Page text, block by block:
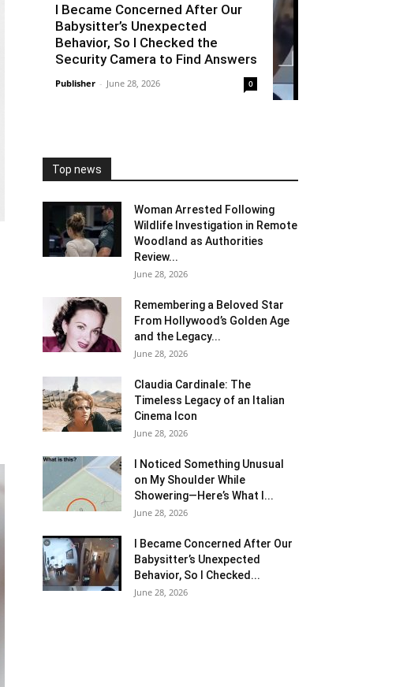
I Became Concerned After Our
Babysitter’s Unexpected
Behavior, So I Checked the
Security Camera to Find Answers
Publisher - June 28, 2026 0
Top news
Woman Arrested Following
Wildlife Investigation in Remote
Woodland as Authorities
Review...
June 28, 2026
Remembering a Beloved Star
From Hollywood’s Golden Age
and the Legacy...
June 28, 2026
Claudia Cardinale: The
Timeless Legacy of an Italian
Cinema Icon
June 28, 2026
I Noticed Something Unusual
on My Shoulder While
Showering—Here’s What I...
June 28, 2026
I Became Concerned After Our
Babysitter’s Unexpected
Behavior, So I Checked...
June 28, 2026